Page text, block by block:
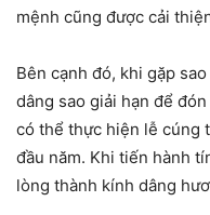
mệnh cũng được cải
Bên cạnh đó, khi gặp
dâng sao giải hạn để
có thể thực hiện lễ cúng
đầu năm. Khi tiến hành
lòng thành kính dâng